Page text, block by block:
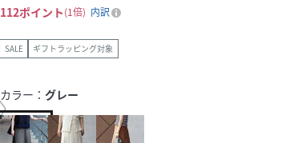
112ポイント 1倍 内訳
SALE ギフトラッピング対象
カラー： グレー